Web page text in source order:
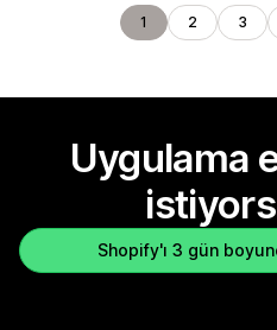
1 2 3
Uygulama
Shopify'ı 3 gün